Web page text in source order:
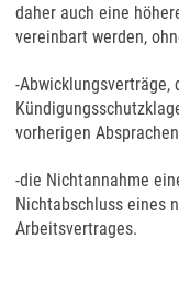
daher auch eine
vereinbart werden,
-Abwicklungsverträge,
vorherigen
-die Nichtannahme
Nichtabschluss eines
Arbeitsvertrages.